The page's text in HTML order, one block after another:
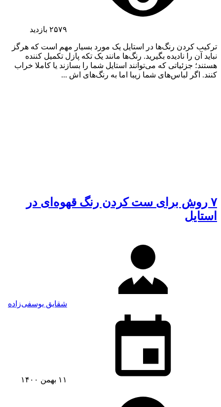
۲۵۷۹ بازدید
ترکیب کردن رنگ‌ها در استایل یک مورد بسیار مهم است که هرگز
نباید آن را نادیده بگیرید. رنگ‌ها مانند یک تکه پازل تکمیل کننده
هستند؛ جزئیاتی که می‌توانند استایل شما را بسازند یا کاملا خراب
کنند. اگر لباس‌های شما زیبا اما به رنگ‌های اش ...
۷ روش برای ست کردن رنگ قهوه‌ای در
استایل
شقایق یوسفی‌زاده
۱۱ بهمن ۱۴۰۰